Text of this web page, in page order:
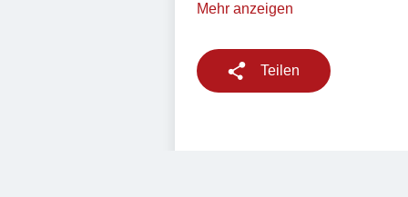
Mehr anzeigen
Teilen